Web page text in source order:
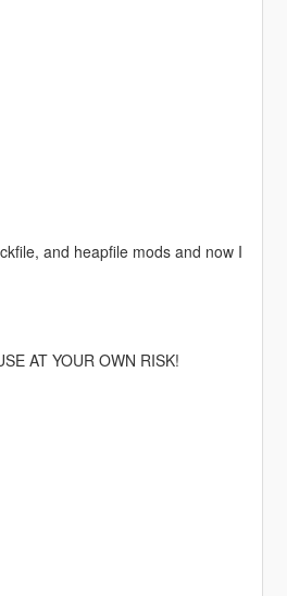
and heapfile mods and now I
AT YOUR OWN RISK!